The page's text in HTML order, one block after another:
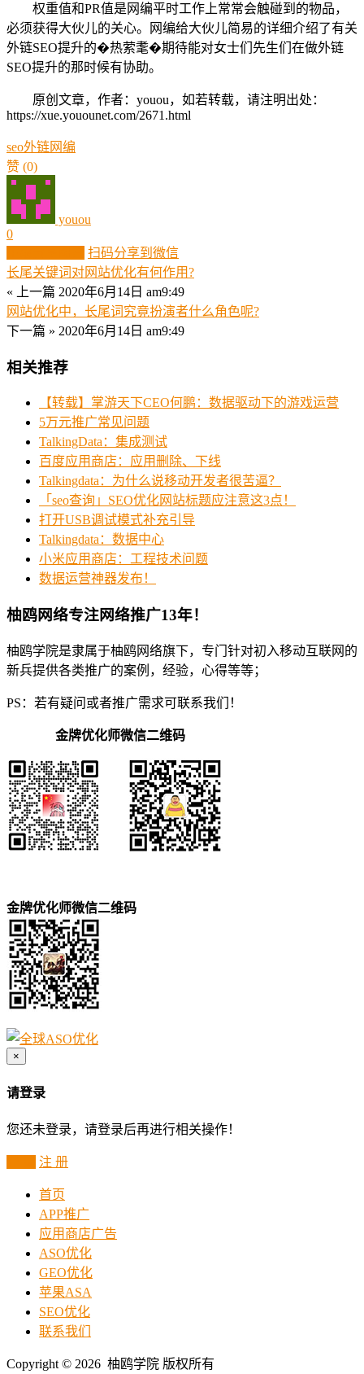
权重值和PR值是网编平时工作上常常会触碰到的物品，
必须获得大伙儿的关心。网编给大伙儿简易的详细介绍了有关
外链SEO提升的�热萦耄�期待能对女士们先生们在做外链
SEO提升的那时候有协助。
原创文章，作者：youou，如若转载，请注明出处：
https://xue.youounet.com/2671.html
seo外链网编
赞 (0)
youou
0
扫码分享到微信
长尾关键词对网站优化有何作用?
« 上一篇 2020年6月14日 am9:49
网站优化中，长尾词究竟扮演者什么角色呢?
下一篇 » 2020年6月14日 am9:49
相关推荐
【转载】掌游天下CEO何鹏：数据驱动下的游戏运营
5万元推广常见问题
TalkingData：集成测试
百度应用商店：应用删除、下线
Talkingdata：为什么说移动开发者很苦逼？
「seo查询」SEO优化网站标题应注意这3点！
打开USB调试模式补充引导
Talkingdata：数据中心
小米应用商店：工程技术问题
数据运营神器发布！
柚鸥网络专注网络推广13年！
柚鸥学院是隶属于柚鸥网络旗下，专门针对初入移动互联网的
新兵提供各类推广的案例，经验，心得等等；
PS：若有疑问或者推广需求可联系我们！
金牌优化师微信二维码
金牌优化师微信二维码
×
请登录
您还未登录，请登录后再进行相关操作！
注 册
首页
APP推广
应用商店广告
ASO优化
GEO优化
苹果ASA
SEO优化
联系我们
Copyright © 2026 柚鸥学院 版权所有